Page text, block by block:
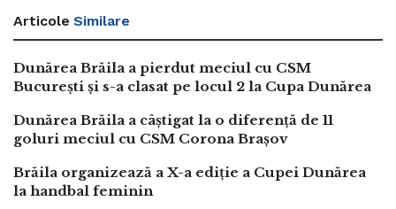
Articole Similare
Dunărea Brăila a pierdut meciul cu CSM
București și s-a clasat pe locul 2 la Cupa Dunărea
Dunărea Brăila a câștigat la o diferență de 11
goluri meciul cu CSM Corona Brașov
Brăila organizează a X-a ediție a Cupei Dunărea
la handbal feminin